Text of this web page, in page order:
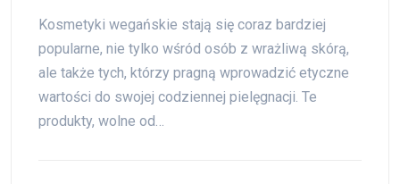
Kosmetyki wegańskie stają się coraz bardziej
popularne, nie tylko wśród osób z wrażliwą skórą,
ale także tych, którzy pragną wprowadzić etyczne
wartości do swojej codziennej pielęgnacji. Te
produkty, wolne od…